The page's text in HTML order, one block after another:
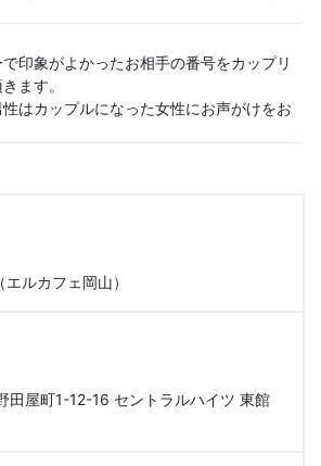
印象がよかったお相手の番号をカップリ
ます。
はカップルになった女性にお声がけをお
ルカフェ岡山）
田屋町1-12-16 セントラルハイツ 東館